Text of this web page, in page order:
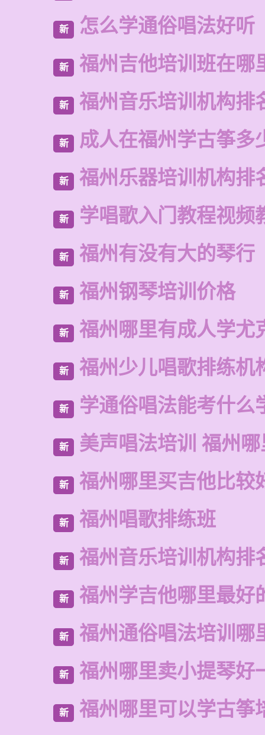
新 怎么学通俗唱法好听
新 福州吉他培训班在哪
新 福州音乐培训机构排
新 成人在福州学古筝多
新 福州乐器培训机构排
新 学唱歌入门教程视频
新 福州有没有大的琴行
新 福州钢琴培训价格
新 福州哪里有成人学尤
新 福州少儿唱歌排练机
新 学通俗唱法能考什么
新 美声唱法培训 福州
新 福州哪里买吉他比较
新 福州唱歌排练班
新 福州音乐培训机构排
新 福州学吉他哪里最好
新 福州通俗唱法培训哪
新 福州哪里卖小提琴好
新 福州哪里可以学古筝